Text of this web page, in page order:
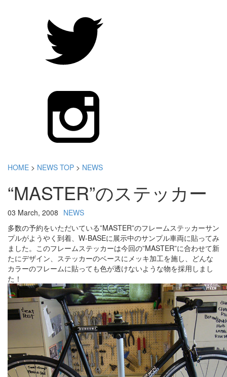
HOME > NEWS TOP > NEWS
“MASTER”のステッカー
03 March, 2008 NEWS
多数の予約をいただいている”MASTER”のフレームステッカーサン
プルがようやく到着、W-BASEに展示中のサンプル車両に貼ってみ
ました。このフレームステッカーは今回の”MASTER”に合わせて新
たにデザイン、ステッカーのベースにメッキ加工を施し、どんな
カラーのフレームに貼っても色が透けないような物を採用しまし
た！